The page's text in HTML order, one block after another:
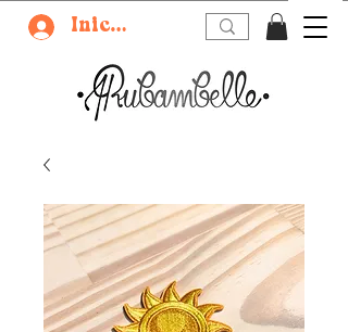
Iniciar sesión